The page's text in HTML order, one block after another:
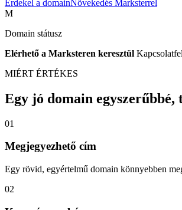
Érdekel a domainNövekedés Marksterrel
M
Domain státusz
Elérhető a Marksteren keresztül
MIÉRT ÉRTÉKES
Egy jó domain egyszerűbbé,
01
Megjegyezhető cím
Egy rövid, egyértelmű domain könnyebben
02